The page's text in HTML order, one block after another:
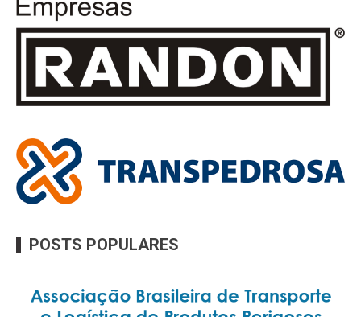
POSTS POPULARES